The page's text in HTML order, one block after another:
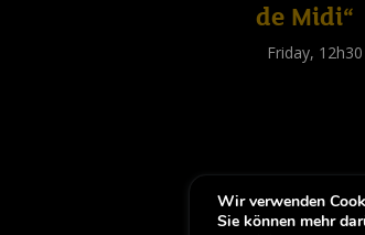
de Midi“
Friday, 12h30
Notice légale-
Wir verwenden
Sie können mehr